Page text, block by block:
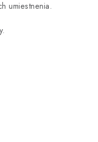
umiestnenia.